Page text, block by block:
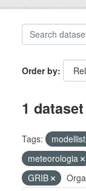
Order by
1
Tags:
meteorologia
GRIB